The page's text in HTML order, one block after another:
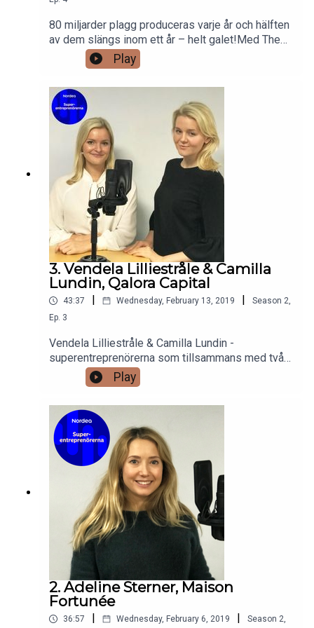
80 miljarder plagg produceras varje år och hälften
av dem slängs inom ett år – helt galet!Med The
WOW closet vill Oksana Poliakova och Anna
Ceornea introducera ett smartare sätt att
konsumera mode – hyra istället för att köpa.Hyr
en designerklänning till Ellegalan, Nobelfesten,
bröllop eller till födelsedagsmiddagen som
många andra har gjort.Med passion och hållbarhet
bjuder de in dig till en värld av upplevelser.Vi
pratar om crowdfunding, hållbarhet och vikten av
att tro på sin idé trots olika motgångar man möter
på vägen.
Play
3. Vendela Lilliestråle & Camilla
Lundin, Qalora Capital
43:37 Wednesday, February 13, 2019 Season 2,
Ep. 3
Vendela Lilliestråle & Camilla Lundin -
superentreprenörerna som tillsammans med två
andra grundat Qalora Capital- en match making
tjänst för startups & investerare från hela
Europa.Vidare, driver tjejerna ett Instagram konto
Business & Dreams där de uppmuntrar fler tjejer
att starta eget och lyfter kvinnliga förebilder och
entreprenörer. De har dessutom ett eget
klädmärke, har precis startat en bokklubb och så
driver de en podd.
Play
2. Adeline Sterner, Maison
Fortunée
36:57 Wednesday, February 6, 2019 Season 2,